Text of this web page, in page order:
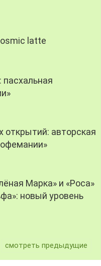
latte
авторская
Марка» и «Роса»
новый уровень
смотреть предыдущие